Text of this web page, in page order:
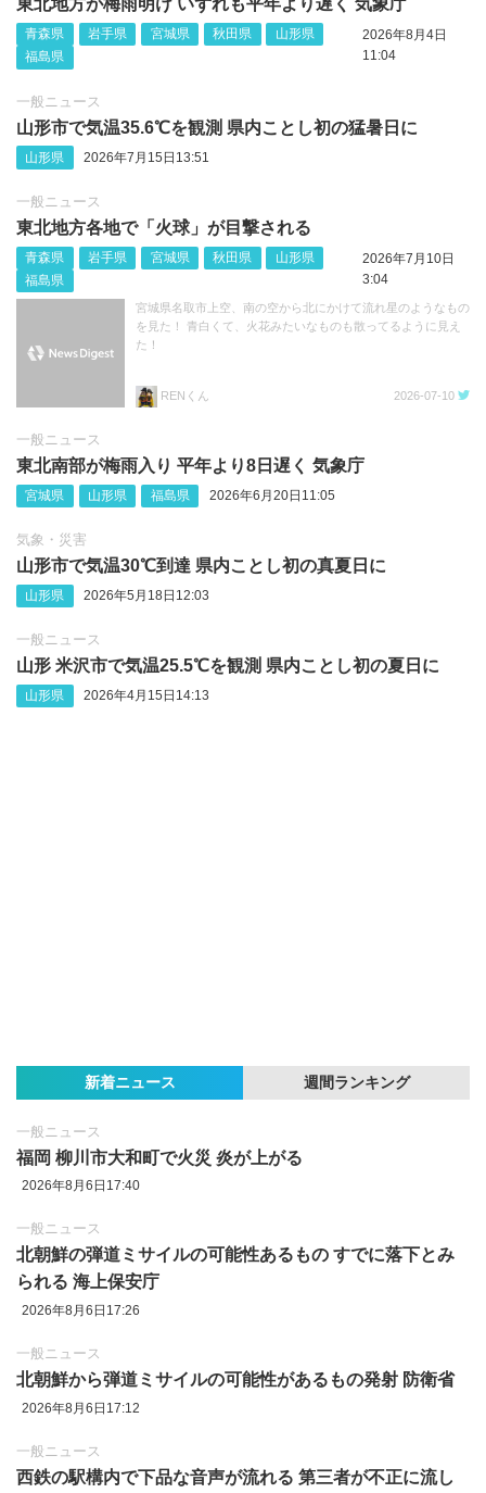
東北地方が梅雨明け いずれも平年より遅く 気象庁
青森県 岩手県 宮城県 秋田県
山形県
福島県
2026年8月4日
11:04
一般ニュース
山形市で気温35.6℃を観測 県内ことし初の猛暑日に
山形県 2026年7月15日13:51
一般ニュース
東北地方各地で「火球」が目撃される
青森県 岩手県 宮城県 秋田県
山形県
福島県
2026年7月10日
3:04
宮城県名取市上空、南の空から北にかけて流れ星のようなもの
を見た！ 青白くて、火花みたいなものも散ってるように見え
た！
RENくん 2026-07-10
一般ニュース
東北南部が梅雨入り 平年より8日遅く 気象庁
宮城県 山形県 福島県 2026年6月20日11:05
気象・災害
山形市で気温30℃到達 県内ことし初の真夏日に
山形県 2026年5月18日12:03
一般ニュース
山形 米沢市で気温25.5℃を観測 県内ことし初の夏日に
山形県 2026年4月15日14:13
新着ニュース 週間ランキング
一般ニュース
福岡 柳川市大和町で火災 炎が上がる
2026年8月6日17:40
一般ニュース
北朝鮮の弾道ミサイルの可能性あるもの すでに落下とみ
られる 海上保安庁
2026年8月6日17:26
一般ニュース
北朝鮮から弾道ミサイルの可能性があるもの発射 防衛省
2026年8月6日17:12
一般ニュース
西鉄の駅構内で下品な音声が流れる 第三者が不正に流し